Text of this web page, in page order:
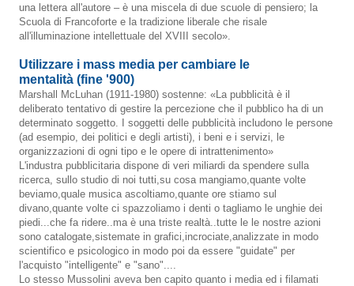
una lettera all'autore – è una miscela di due scuole di pensiero; la
Scuola di Francoforte e la tradizione liberale che risale
all'illuminazione intellettuale del XVIII secolo».
Utilizzare i mass media per cambiare le
mentalità (fine '900)
Marshall McLuhan (1911-1980) sostenne: «La pubblicità è il
deliberato tentativo di gestire la percezione che il pubblico ha di un
determinato soggetto. I soggetti delle pubblicità includono le persone
(ad esempio, dei politici e degli artisti), i beni e i servizi, le
organizzazioni di ogni tipo e le opere di intrattenimento»
L'industra pubblicitaria dispone di veri miliardi da spendere sulla
ricerca, sullo studio di noi tutti,su cosa mangiamo,quante volte
beviamo,quale musica ascoltiamo,quante ore stiamo sul
divano,quante volte ci spazzoliamo i denti o tagliamo le unghie dei
piedi...che fa ridere..ma è una triste realtà..tutte le le nostre azioni
sono catalogate,sistemate in grafici,incrociate,analizzate in modo
scientifico e psicologico in modo poi da essere "guidate" per
l'acquisto "intelligente" e "sano"....
Lo stesso Mussolini aveva ben capito quanto i media ed i filamati